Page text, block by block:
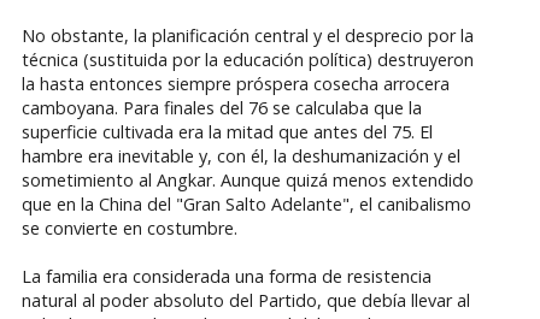
No obstante, la planificación central y el desprecio por la
técnica (sustituida por la educación política) destruyeron
la hasta entonces siempre próspera cosecha arrocera
camboyana. Para finales del 76 se calculaba que la
superficie cultivada era la mitad que antes del 75. El
hambre era inevitable y, con él, la deshumanización y el
sometimiento al Angkar. Aunque quizá menos extendido
que en la China del "Gran Salto Adelante", el canibalismo
se convierte en costumbre.
La familia era considerada una forma de resistencia
natural al poder absoluto del Partido, que debía llevar al